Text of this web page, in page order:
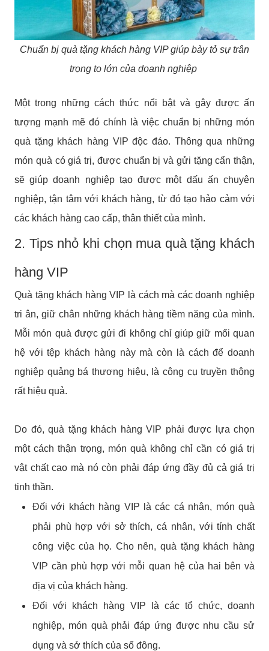
Chuẩn bị quà tặng khách hàng VIP giúp bày tỏ sự trân
trọng to lớn của doanh nghiệp
Một trong những cách thức nổi bật và gây được ấn
tượng mạnh mẽ đó chính là việc chuẩn bị những món
quà tặng khách hàng VIP độc đáo. Thông qua những
món quà có giá trị, được chuẩn bị và gửi tặng cẩn thận,
sẽ giúp doanh nghiệp tạo được một dấu ấn chuyên
nghiệp, tận tâm với khách hàng, từ đó tạo hảo cảm với
các khách hàng cao cấp, thân thiết của mình.
2. Tips nhỏ khi chọn mua quà tặng khách
hàng VIP
Quà tặng khách hàng VIP là cách mà các doanh nghiệp
tri ân, giữ chân những khách hàng tiềm năng của mình.
Mỗi món quà được gửi đi không chỉ giúp giữ mối quan
hệ với tệp khách hàng này mà còn là cách để doanh
nghiệp quảng bá thương hiệu, là công cụ truyền thông
rất hiệu quả.
Do đó, quà tặng khách hàng VIP phải được lựa chọn
một cách thận trọng, món quà không chỉ cần có giá trị
vật chất cao mà nó còn phải đáp ứng đầy đủ cả giá trị
tinh thần.
Đối với khách hàng VIP là các cá nhân, món quà
phải phù hợp với sở thích, cá nhân, với tính chất
công việc của họ. Cho nên, quà tặng khách hàng
VIP cần phù hợp với mỗi quan hệ của hai bên và
địa vị của khách hàng.
Đối với khách hàng VIP là các tổ chức, doanh
nghiệp, món quà phải đáp ứng được nhu cầu sử
dụng và sở thích của số đông.